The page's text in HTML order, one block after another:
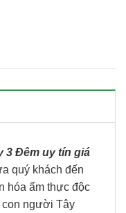
3 Đêm uy tín giá
quý khách đến
hóa ẩm thực độc
con người Tây